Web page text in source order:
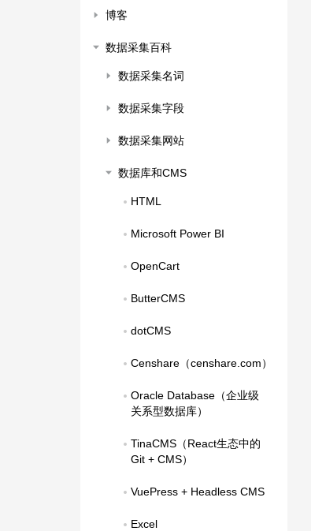
博客
数据采集百科
数据采集名词
数据采集字段
数据采集网站
数据库和CMS
HTML
Microsoft Power BI
OpenCart
ButterCMS
dotCMS
Censhare（censhare.com）
Oracle Database（企业级
关系型数据库）
TinaCMS（React生态中的
Git + CMS）
VuePress + Headless CMS
Excel